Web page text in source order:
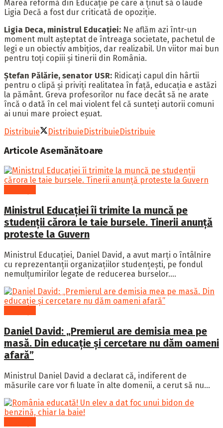
Marea reformă din Educație pe care a ținut să o laude
Ligia Decă a fost dur criticată de opoziție.
Ligia Deca, ministrul Educației: Ne aflăm azi într-un
moment mult așteptat de întreaga societate, pachetul de
legi e un obiectiv ambițios, dar realizabil. Un viitor mai bun
pentru toți copiii și tinerii din România.
Ștefan Pălărie, senator USR: Ridicați capul din hârtii
pentru o clipă și priviți realitatea în față, educația e astăzi
la pământ. Greva profesorilor nu face decât să ne arate
încă o dată în cel mai violent fel că sunteți autorii comuni
ai unui mare proiect eșuat.
Distribuie
DistribuieDistribuieDistribuie
Articole Asemănătoare
Ministrul Educației îi trimite la muncă pe
studenții cărora le taie bursele. Tinerii anunță
proteste la Guvern
Ministrul Educației, Daniel David, a avut marți o întâlnire
cu reprezentanții organizațiilor studențești, pe fondul
nemulțumirilor legate de reducerea burselor....
Daniel David: „Premierul are demisia mea pe
masă. Din educație și cercetare nu dăm oameni
afară”
Ministrul Daniel David a declarat că, indiferent de
măsurile care vor fi luate în alte domenii, a cerut să nu...